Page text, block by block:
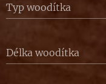
Typ woodítka
Délka woodítka